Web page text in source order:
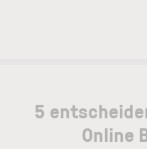
5
Online